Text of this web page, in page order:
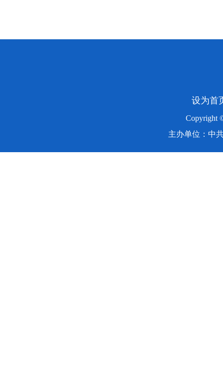
设为首
Copyright
主办单位：中